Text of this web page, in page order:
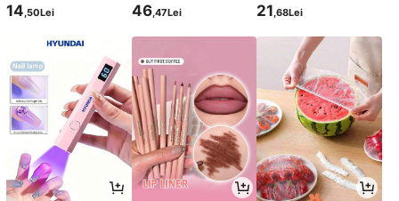
14 ,50Lei 46,47Lei 21 ,68Lei